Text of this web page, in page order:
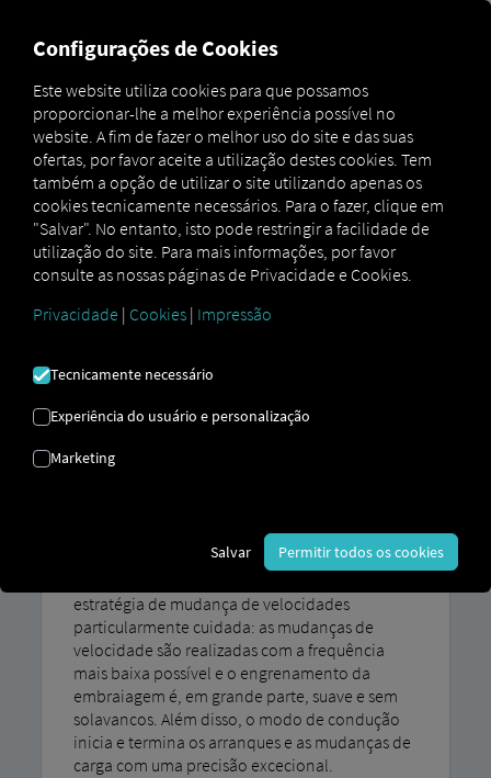
Marketplace
MAN
DigitalServices
MAN
Now
MAN TipMatic
Tanker
Inscreva-se e reserve já!
NAVIO-TANQUE
Programa de condução: Transporte
O nosso programa de direção MAN TipMatic O
modo de depósito, concebido especificamente
estratégia de mudança de velocidades
particularmente cuidada: as mudanças de
velocidade são realizadas com a frequência
mais baixa possível e o engrenamento da
embraiagem é, em grande parte, suave e sem
solavancos. Além disso, o modo de condução
inicia e termina os arranques e as mudanças de
carga com uma precisão excecional.
Configurações de Cookies
Este website utiliza cookies para que possamos
proporcionar-lhe a melhor experiência possível no
website. A fim de fazer o melhor uso do site e das suas
ofertas, por favor aceite a utilização destes cookies. Tem
também a opção de utilizar o site utilizando apenas os
cookies tecnicamente necessários. Para o fazer, clique em
"Salvar". No entanto, isto pode restringir a facilidade de
utilização do site. Para mais informações, por favor
consulte as nossas páginas de Privacidade e Cookies.
Privacidade | Cookies | Impressão
Tecnicamente necessário
Experiência do usuário e personalização
Marketing
Salvar Permitir todos os cookies